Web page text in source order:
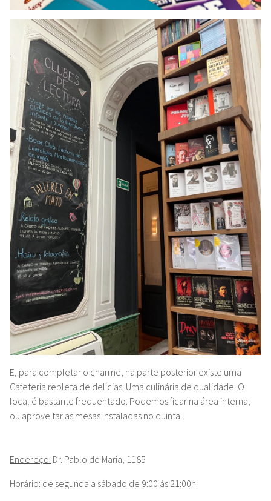
E, para completar o charme, na parte posterior existe uma
Cafeteria repleta de delícias. Uma culinária de qualidade. O
local é bastante frequentado. Podemos ficar na área interna,
ou aproveitar as mesas instaladas no quintal.
Endereço: Dr. Pablo de María, 1185
Horário: de segunda a sábado de 9:00 às 21:00h